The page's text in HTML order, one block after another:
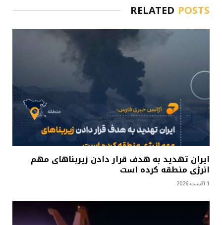
RELATED POSTS
ایران تهدید به هدف قرار دادن زیربناهای مهم
انرژی منطقه کرده است
1 آگست 2026